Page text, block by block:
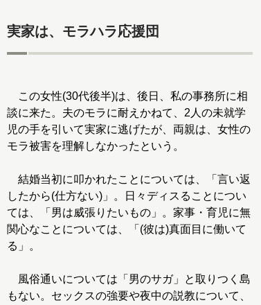
実家は、モラハラ応援団
この女性(30代後半)は、後日、私の事務所に相
談に来た。夫のモラに耐えかねて、2人の未就学
児の手を引いて実家に逃げたが、両親は、女性の
モラ被害を理解しなかったという。
結婚当初に叩かれたことについては、「言い返
したから(仕方ない)」。日々ディスることについ
ては、「男は威張りたいもの」。家事・育児に無
関心なことについては、「(彼は)真面目に働いて
る」。
風俗通いについては「男のサガ」と取りつく島
もない。セックスの強要や夜中の説教について、